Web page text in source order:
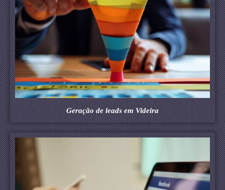
Geração de leads em Videira